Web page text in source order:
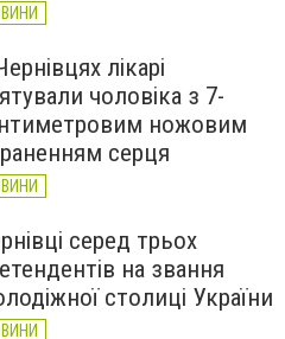
лікарі
чоловіка з 7-
ножовим
серця
серед трьох
на звання
столиці України